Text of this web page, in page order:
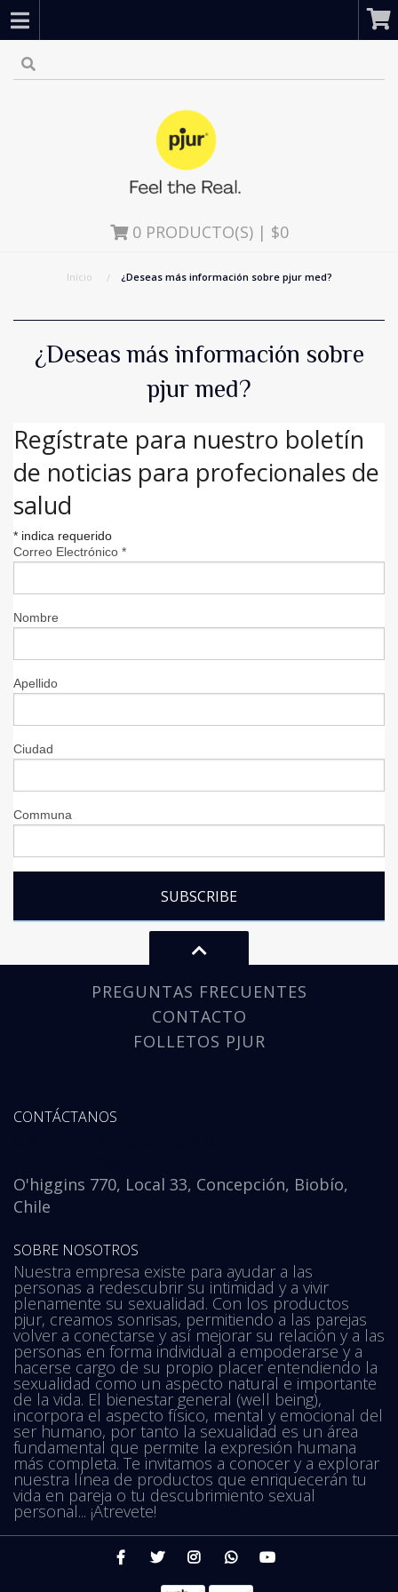
0PRODUCTO(S) | $0
Inicio ¿Deseas más información sobre pjur med?
¿Deseas más información sobre
pjur med?
Regístrate para nuestro boletín
de noticias para profecionales de
salud
* indica requerido
Correo Electrónico *
Nombre
Apellido
Ciudad
Communa
PREGUNTAS FRECUENTES
CONTACTO
FOLLETOS PJUR
CONTÁCTANOS
O'higgins 770, Local 33, Concepción, Biobío,
Chile
SOBRE NOSOTROS
Nuestra empresa existe para ayudar a las
personas a redescubrir su intimidad y a vivir
plenamente su sexualidad. Con los productos
pjur, creamos sonrisas, permitiendo a las parejas
volver a conectarse y así mejorar su relación y a las
personas en forma individual a empoderarse y a
hacerse cargo de su propio placer entendiendo la
sexualidad como un aspecto natural e importante
de la vida. El bienestar general (well being),
incorpora el aspecto físico, mental y emocional del
ser humano, por tanto la sexualidad es un área
fundamental que permite la expresión humana
más completa. Te invitamos a conocer y a explorar
nuestra línea de productos que enriquecerán tu
vida en pareja o tu descubrimiento sexual
personal... ¡Atrevete!